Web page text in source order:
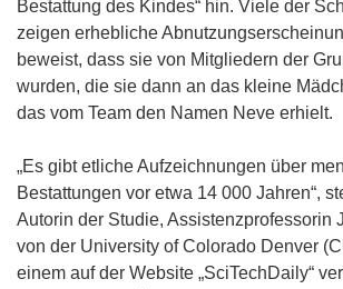
Bestattung des Kindes“ hin. Viele der
zeigen erhebliche
beweist, dass sie von Mitgliedern der
wurden, die sie dann an das kleine
das vom Team den Namen Neve erhielt.
„Es gibt etliche Aufzeichnungen über
Bestattungen vor etwa 14 000 Jahren“,
Autorin der Studie, Assistenzprofessorin
von der University of Colorado Denver
einem auf der Website „SciTechDaily“